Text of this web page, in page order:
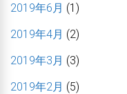
2019年6月 (1)
2019年4月 (2)
2019年3月 (3)
2019年2月 (5)